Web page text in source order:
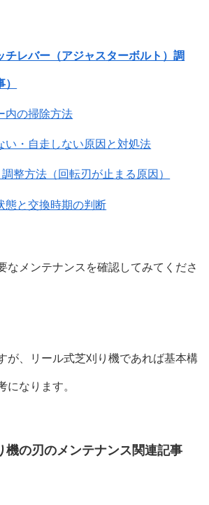
チレバー（アジャスターボルト）調
内の掃除方法
い・自走しない原因と対処法
整方法（回転刃が止まる原因）
態と交換時期の判断
なメンテナンスを確認してみてくださ
が、リール式芝刈り機であれば基本構
になります。
機の刃のメンテナンス関連記事